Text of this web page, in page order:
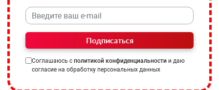
Подписаться
Соглашаюсь с политикой конфиденциальности и даю
согласие на обработку персональных данных